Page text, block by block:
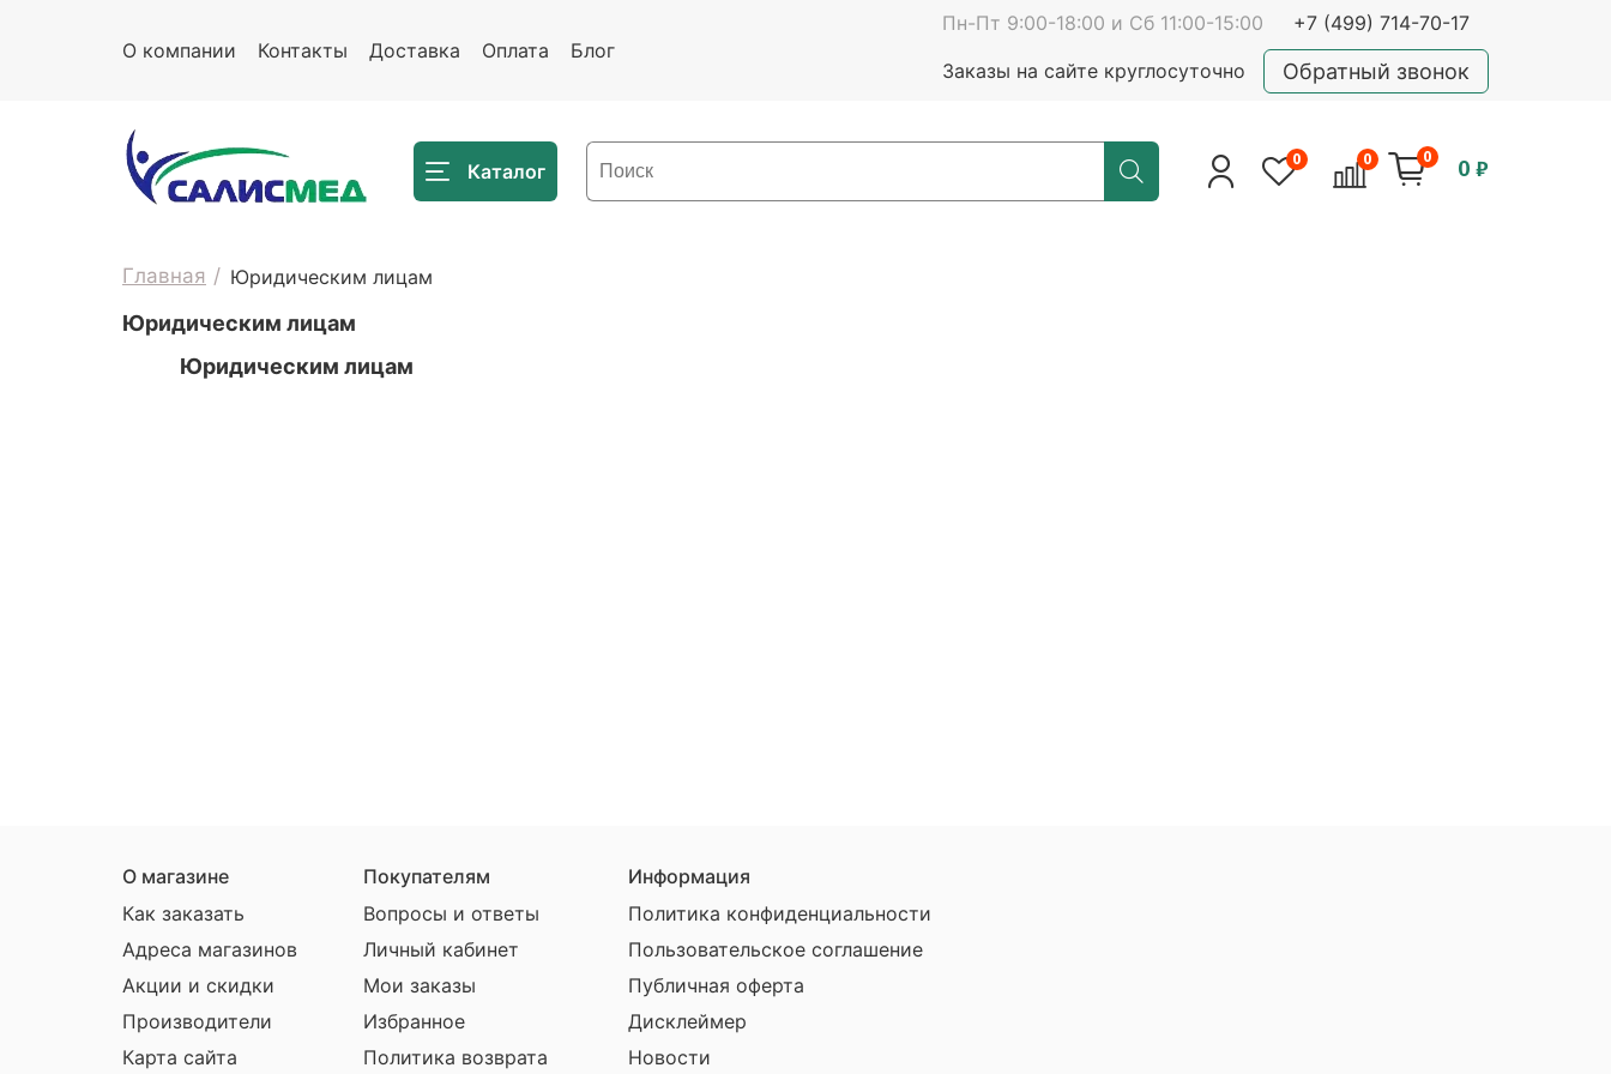
О компании Контакты Доставка Оплата Блог
Пн-Пт 9:00-18:00 и Сб 11:00-15:00 +7 (499) 714-70-17
Заказы на сайте круглосуточно Обратный звонок
Каталог 0 0 0 0 ₽
Главная Юридическим лицам
Юридическим лицам
Юридическим лицам
О магазине
Как заказать
Адреса магазинов
Акции и скидки
Производители
Карта сайта
Покупателям
Вопросы и ответы
Личный кабинет
Мои заказы
Избранное
Политика возврата
Информация
Политика конфиденциальности
Пользовательское соглашение
Публичная оферта
Дисклеймер
Новости